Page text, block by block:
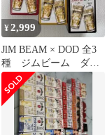
¥2,999
JlM BEAM × DOD 全3
種 ジムビーム ダブ
ルフェイス コラボグ
ラス